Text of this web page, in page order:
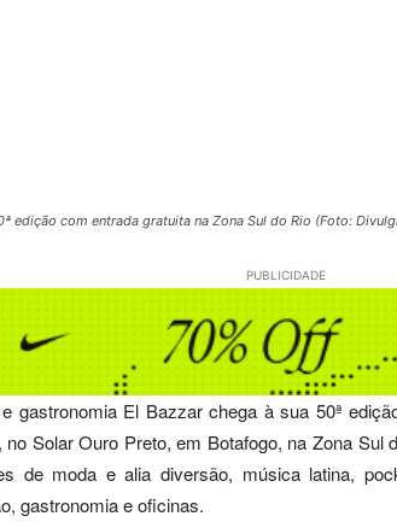
edição com entrada gratuita na Zona Sul do Rio (Foto:
PUBLICIDADE
gastronomia El Bazzar chega à sua 50ª
no Solar Ouro Preto, em Botafogo, na Zona Sul
de moda e alia diversão, música latina,
gastronomia e oficinas.